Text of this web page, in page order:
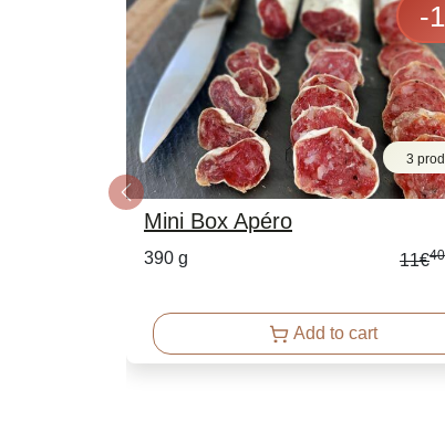
3
-
Mini Box Apéro
390 g 11€40
Add to cart
Previous